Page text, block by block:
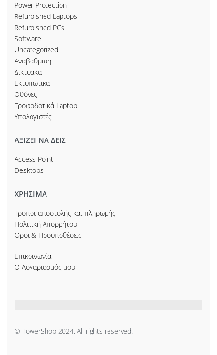
Power Protection
Refurbished Laptops
Refurbished PCs
Software
Uncategorized
Αναβάθμιση
Δικτυακά
Εκτυπωτικά
Οθόνες
Τροφοδοτικά Laptop
Υπολογιστές
ΑΞΙΖΕΙ ΝΑ ΔΕΙΣ
Access Point
Desktops
ΧΡΗΣΙΜΑ
Τρόποι αποστολής και πληρωμής
Πολιτική Απορρήτου
Όροι & Προϋποθέσεις
Επικοινωνία
Ο Λογαριασμός μου
© TowerShop 2024. All rights reserved.